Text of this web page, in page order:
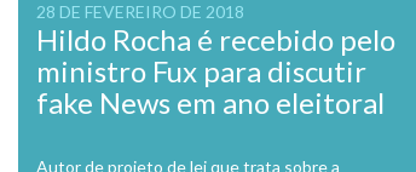
28 DE FEVEREIRO DE 2018
Hildo Rocha é recebido pelo
ministro Fux para discutir
fake News em ano eleitoral
Autor de projeto de lei que trata sobre a